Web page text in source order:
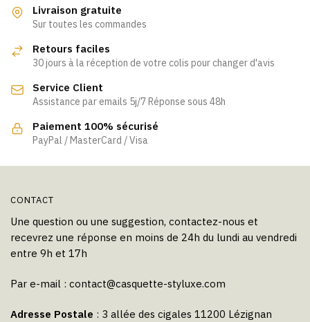
Livraison gratuite
Sur toutes les commandes
Retours faciles
30 jours à la réception de votre colis pour changer d'avis
Service Client
Assistance par emails 5j/7 Réponse sous 48h
Paiement 100% sécurisé
PayPal / MasterCard / Visa
CONTACT
Une question ou une suggestion, contactez-nous et
recevrez une réponse en moins de 24h du lundi au vendredi
entre 9h et 17h
Par e-mail : contact@casquette-styluxe.com
Adresse Postale : 3 allée des cigales 11200 Lézignan